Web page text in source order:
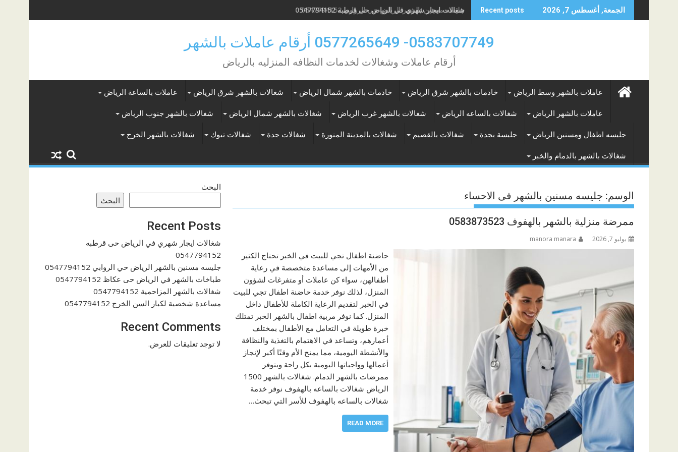
to
الجمعة, أغسطس 7, 2026 Recent posts جليسه مسنين بالشهر الرياض حي الروابي 0547794152
0583707749- 0577265649 أرقام عاملات بالشهر
أرقام عاملات وشغالات لخدمات النظافه المنزليه بالرياض
عاملات بالشهر وسط الرياض خادمات بالشهر شرق الرياض خادمات بالشهر شمال الرياض شغالات بالشهر شرق الرياض عاملات بالساعة الرياض
عاملات بالشهر الرياض شغالات بالساعه الرياض شغالات بالشهر غرب الرياض شغالات بالشهر شمال الرياض شغالات بالشهر جنوب الرياض
جليسه اطفال ومسنين الرياض جليسة بجدة شغالات بالقصيم شغالات بالمدينة المنورة شغالات جدة شغالات تبوك شغالات بالشهر الخرج
شغالات بالشهر بالدمام والخبر
الوسم: جليسه مسنين بالشهر فى الاحساء
ممرضة منزلية بالشهر بالهفوف 0583873523
يوليو 7, 2026 manora manara
حاضنة اطفال تجي للبيت في الخبر تحتاج الكثير
من الأمهات إلى مساعدة متخصصة في رعاية
أطفالهن، سواء كن عاملات أو متفرغات لشؤون
المنزل، لذلك نوفر خدمة حاضنة اطفال تجي للبيت
في الخبر لتقديم الرعاية الكاملة للأطفال داخل
المنزل. كما نوفر مربية اطفال بالشهر الخبر تمتلك
خبرة طويلة في التعامل مع الأطفال بمختلف
أعمارهم، وتساعد في الاهتمام بالتغذية والنظافة
والأنشطة اليومية، مما يمنح الأم وقتًا أكبر لإنجاز
أعمالها وواجباتها اليومية بكل راحة ويتوفر
ممرضات بالشهر الدمام. شغالات بالشهر 1500
الرياض شغالات بالساعه بالهفوف نوفر خدمة
شغالات بالساعه بالهفوف للأسر التي تبحث…
READ MORE
البحث
البحث
Recent Posts
شغالات ايجار شهري في الرياض حى قرطبه
0547794152
جليسه مسنين بالشهر الرياض حي الروابي 0547794152
طباخات بالشهر في الرياض حى عكاظ 0547794152
شغالات بالشهر المزاحمية 0547794152
مساعدة شخصية لكبار السن الخرج 0547794152
Recent Comments
لا توجد تعليقات للعرض.